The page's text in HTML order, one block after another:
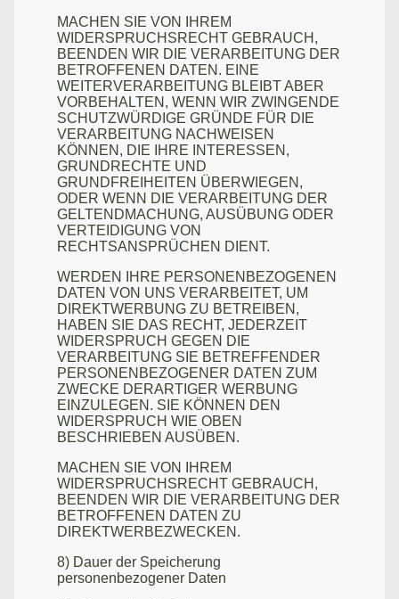
MACHEN SIE VON IHREM
WIDERSPRUCHSRECHT GEBRAUCH,
BEENDEN WIR DIE VERARBEITUNG DER
BETROFFENEN DATEN. EINE
WEITERVERARBEITUNG BLEIBT ABER
VORBEHALTEN, WENN WIR ZWINGENDE
SCHUTZWÜRDIGE GRÜNDE FÜR DIE
VERARBEITUNG NACHWEISEN
KÖNNEN, DIE IHRE INTERESSEN,
GRUNDRECHTE UND
GRUNDFREIHEITEN ÜBERWIEGEN,
ODER WENN DIE VERARBEITUNG DER
GELTENDMACHUNG, AUSÜBUNG ODER
VERTEIDIGUNG VON
RECHTSANSPRÜCHEN DIENT.
WERDEN IHRE PERSONENBEZOGENEN
DATEN VON UNS VERARBEITET, UM
DIREKTWERBUNG ZU BETREIBEN,
HABEN SIE DAS RECHT, JEDERZEIT
WIDERSPRUCH GEGEN DIE
VERARBEITUNG SIE BETREFFENDER
PERSONENBEZOGENER DATEN ZUM
ZWECKE DERARTIGER WERBUNG
EINZULEGEN. SIE KÖNNEN DEN
WIDERSPRUCH WIE OBEN
BESCHRIEBEN AUSÜBEN.
MACHEN SIE VON IHREM
WIDERSPRUCHSRECHT GEBRAUCH,
BEENDEN WIR DIE VERARBEITUNG DER
BETROFFENEN DATEN ZU
DIREKTWERBEZWECKEN.
8) Dauer der Speicherung
personenbezogener Daten